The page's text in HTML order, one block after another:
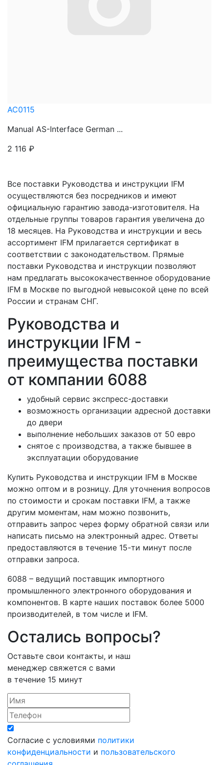
AC0115
Manual AS-Interface German ...
2 116 ₽
Все поставки Руководства и инструкции IFM
осуществляются без посредников и имеют
официальную гарантию завода-изготовителя. На
отдельные группы товаров гарантия увеличена до
18 месяцев. На Руководства и инструкции и весь
ассортимент IFM прилагается сертификат в
соответствии с законодательством. Прямые
поставки Руководства и инструкции позволяют
нам предлагать высококачественное оборудование
IFM в Москве по выгодной невысокой цене по всей
России и странам СНГ.
Руководства и
инструкции IFM -
преимущества поставки
от компании 6088
удобный сервис экспресс-доставки
возможность организации адресной доставки
до двери
выполнение небольших заказов от 50 евро
снятое с производства, а также бывшее в
эксплуатации оборудование
Купить Руководства и инструкции IFM в Москве
можно оптом и в розницу. Для уточнения вопросов
по стоимости и срокам поставки IFM, а также
другим моментам, нам можно позвонить,
отправить запрос через форму обратной связи или
написать письмо на электронный адрес. Ответы
предоставляются в течение 15-ти минут после
отправки запроса.
6088 – ведущий поставщик импортного
промышленного электронного оборудования и
компонентов. В карте наших поставок более 5000
производителей, в том числе и IFM.
Остались вопросы?
Оставьте свои контакты, и наш
менеджер свяжется с вами
в течение 15 минут
Согласие с условиями политики
конфиденциальности и пользовательского